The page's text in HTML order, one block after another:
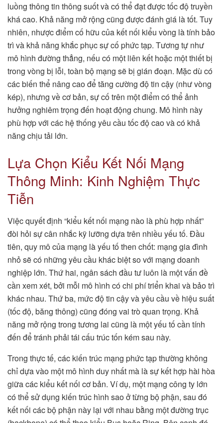
luồng thông tin thông suốt và có thể đạt được tốc độ truyền
khá cao. Khả năng mở rộng cũng được đánh giá là tốt. Tuy
nhiên, nhược điểm cố hữu của kết nối kiểu vòng là tính bảo
trì và khả năng khắc phục sự cố phức tạp. Tương tự như
mô hình đường thẳng, nếu có một liên kết hoặc một thiết bị
trong vòng bị lỗi, toàn bộ mạng sẽ bị gián đoạn. Mặc dù có
các biến thể nâng cao để tăng cường độ tin cậy (như vòng
kép), nhưng về cơ bản, sự cố trên một điểm có thể ảnh
hưởng nghiêm trọng đến hoạt động chung. Mô hình này
phù hợp với các hệ thống yêu cầu tốc độ cao và có khả
năng chịu tải lớn.
Lựa Chọn Kiểu Kết Nối Mạng
Thông Minh: Kinh Nghiệm Thực
Tiễn
Việc quyết định “kiểu kết nối mạng nào là phù hợp nhất”
đòi hỏi sự cân nhắc kỹ lưỡng dựa trên nhiều yếu tố. Đầu
tiên, quy mô của mạng là yếu tố then chốt: mạng gia đình
nhỏ sẽ có những yêu cầu khác biệt so với mạng doanh
nghiệp lớn. Thứ hai, ngân sách đầu tư luôn là một vấn đề
cần xem xét, bởi mỗi mô hình có chi phí triển khai và bảo trì
khác nhau. Thứ ba, mức độ tin cậy và yêu cầu về hiệu suất
(tốc độ, băng thông) cũng đóng vai trò quan trọng. Khả
năng mở rộng trong tương lai cũng là một yếu tố cần tính
đến để tránh phải tái cấu trúc tốn kém sau này.
Trong thực tế, các kiến trúc mạng phức tạp thường không
chỉ dựa vào một mô hình duy nhất mà là sự kết hợp hài hòa
giữa các kiểu kết nối cơ bản. Ví dụ, một mạng công ty lớn
có thể sử dụng kiến trúc hình sao ở từng bộ phận, sau đó
kết nối các bộ phận này lại với nhau bằng một đường trục